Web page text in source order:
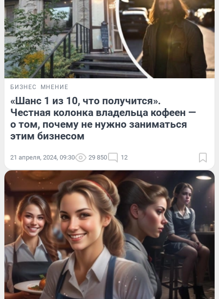
БИЗНЕС МНЕНИЕ
«Шанс 1 из 10, что получится».
Честная колонка владельца кофеен —
о том, почему не нужно заниматься
этим бизнесом
21 апреля, 2024, 09:30 29 850 12